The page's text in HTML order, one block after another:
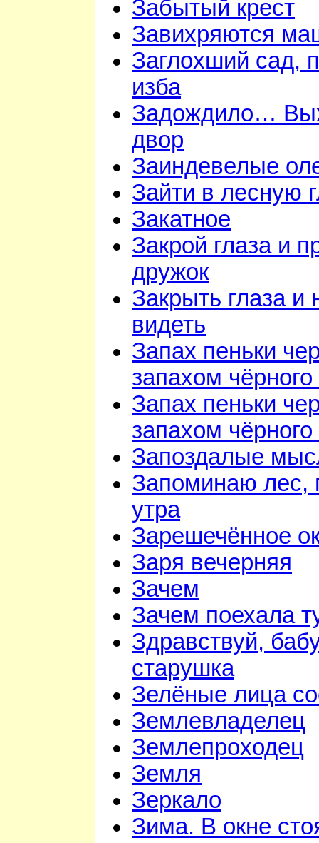
Забытый крест
Завихряются
Заглохший сад,
изба
Задождило…
двор
Заиндевелые
Зайти в лесную
Закатное
Закрой глаза и
дружок
Закрыть глаза и
видеть
Запах пеньки
запахом
Запах пеньки
запахом
Запоздалые
Запоминаю лес,
утра
Зарешечённое
Заря вечерняя
Зачем
Зачем поехала
Здравствуй,
старушка
Зелёные лица
Землевладелец
Землепроходец
Земля
Зеркало
Зима. В окне